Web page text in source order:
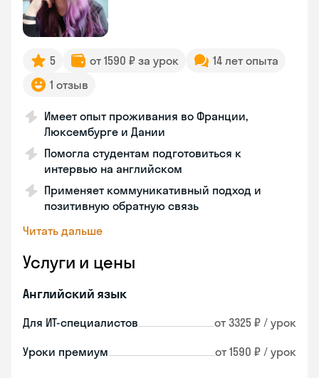
5 от 1590 ₽ за урок
14 лет опыта
1 отзыв
Имеет опыт проживания во Франции,
Люксембурге и Дании
Помогла студентам подготовиться к
интервью на английском
Применяет коммуникативный подход и
позитивную обратную связь
Читать дальше
Услуги и цены
Английский язык
Для ИТ-специалистов от 3325 ₽ / урок
Уроки премиум от 1590 ₽ / урок